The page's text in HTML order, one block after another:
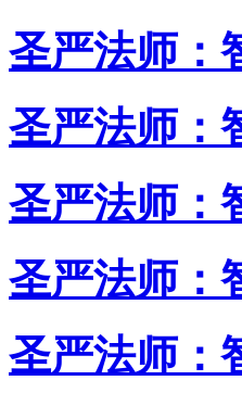
圣严法师：
圣严法师：
圣严法师：
圣严法师：
圣严法师：